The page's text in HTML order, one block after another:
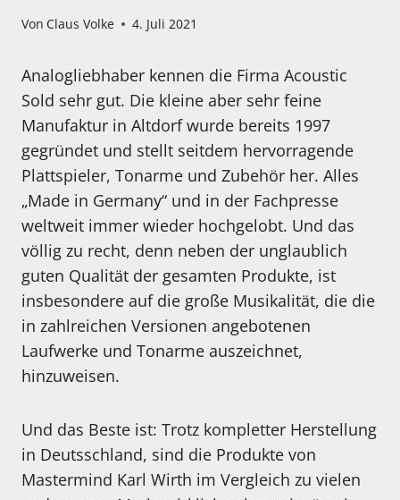
Von Claus Volke 4. Juli 2021
Analogliebhaber kennen die Firma Acoustic
Sold sehr gut. Die kleine aber sehr feine
Manufaktur in Altdorf wurde bereits 1997
gegründet und stellt seitdem hervorragende
Plattspieler, Tonarme und Zubehör her. Alles
„Made in Germany“ und in der Fachpresse
weltweit immer wieder hochgelobt. Und das
völlig zu recht, denn neben der unglaublich
guten Qualität der gesamten Produkte, ist
insbesondere auf die große Musikalität, die die
in zahlreichen Versionen angebotenen
Laufwerke und Tonarme auszeichnet,
hinzuweisen.
Und das Beste ist: Trotz kompletter Herstellung
in Deutsschland, sind die Produkte von
Mastermind Karl Wirth im Vergleich zu vielen